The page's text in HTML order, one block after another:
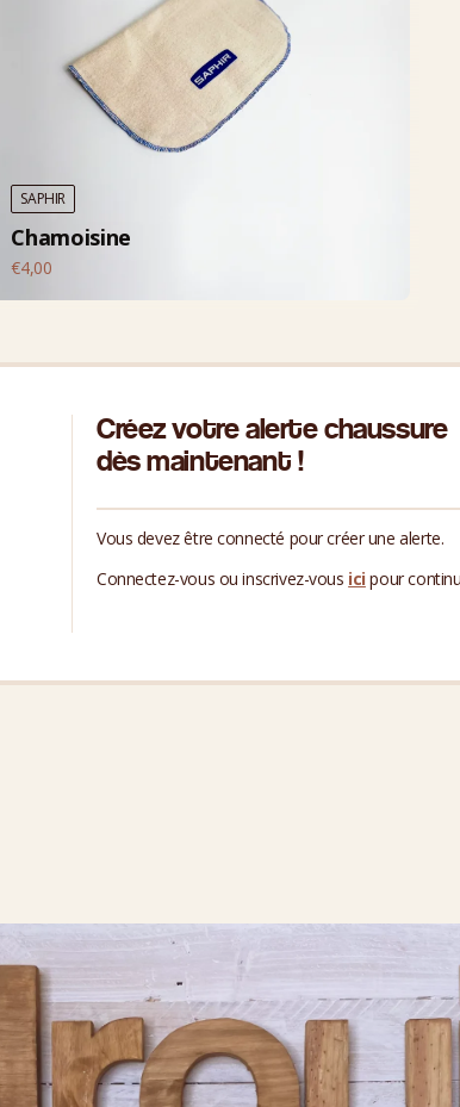
SAPHIR
Chamoisine
€4,00
Créez votre alerte chaussure
dès maintenant !
Vous devez être connecté pour créer une alerte.
Connectez-vous ou inscrivez-vous icipour